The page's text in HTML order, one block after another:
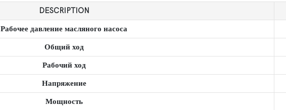
DESCRIPTION
Рабочее давление масляного насоса
Общий ход
Рабочий ход
Напряжение
Мощность